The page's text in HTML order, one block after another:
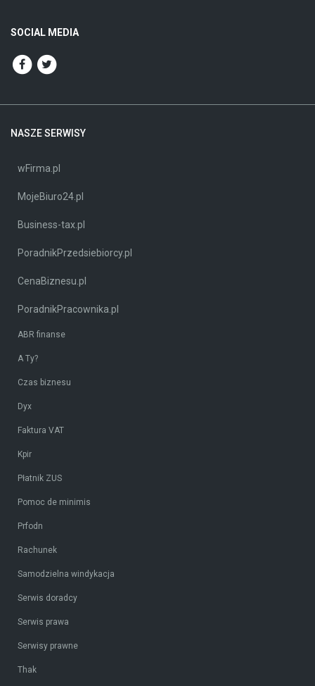
SOCIAL MEDIA
NASZE SERWISY
wFirma.pl
MojeBiuro24.pl
Business-tax.pl
PoradnikPrzedsiebiorcy.pl
CenaBiznesu.pl
PoradnikPracownika.pl
ABR finanse
A Ty?
Czas biznesu
Dyx
Faktura VAT
Kpir
Płatnik ZUS
Pomoc de minimis
Prfodn
Rachunek
Samodzielna windykacja
Serwis doradcy
Serwis prawa
Serwisy prawne
Thak